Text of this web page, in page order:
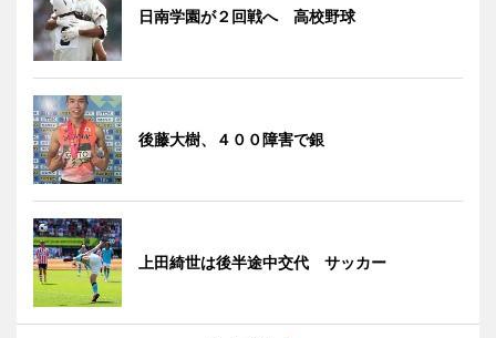
日南学園が２回戦へ 高校野球
後藤大樹、４００障害で銀
上田綺世は後半途中交代 サッカー